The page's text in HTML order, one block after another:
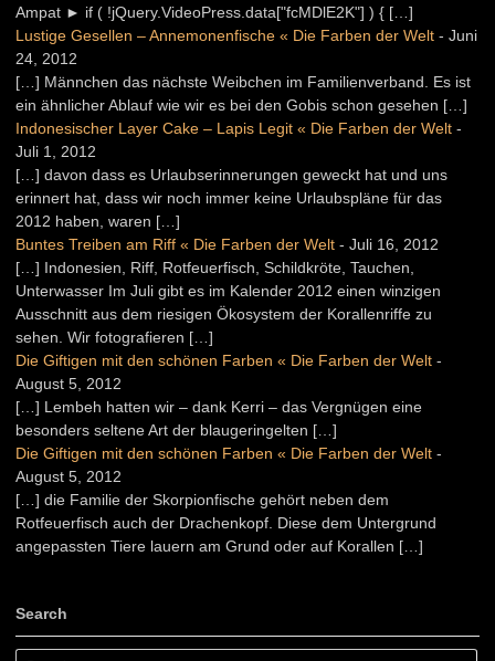
Ampat ► if ( !jQuery.VideoPress.data["fcMDlE2K"] ) { […]
Lustige Gesellen – Annemonenfische « Die Farben der Welt - Juni
24, 2012
[…] Männchen das nächste Weibchen im Familienverband. Es ist
ein ähnlicher Ablauf wie wir es bei den Gobis schon gesehen […]
Indonesischer Layer Cake – Lapis Legit « Die Farben der Welt -
Juli 1, 2012
[…] davon dass es Urlaubserinnerungen geweckt hat und uns
erinnert hat, dass wir noch immer keine Urlaubspläne für das
2012 haben, waren […]
Buntes Treiben am Riff « Die Farben der Welt - Juli 16, 2012
[…] Indonesien, Riff, Rotfeuerfisch, Schildkröte, Tauchen,
Unterwasser Im Juli gibt es im Kalender 2012 einen winzigen
Ausschnitt aus dem riesigen Ökosystem der Korallenriffe zu
sehen. Wir fotografieren […]
Die Giftigen mit den schönen Farben « Die Farben der Welt -
August 5, 2012
[…] Lembeh hatten wir – dank Kerri – das Vergnügen eine
besonders seltene Art der blaugeringelten […]
Die Giftigen mit den schönen Farben « Die Farben der Welt -
August 5, 2012
[…] die Familie der Skorpionfische gehört neben dem
Rotfeuerfisch auch der Drachenkopf. Diese dem Untergrund
angepassten Tiere lauern am Grund oder auf Korallen […]
Search